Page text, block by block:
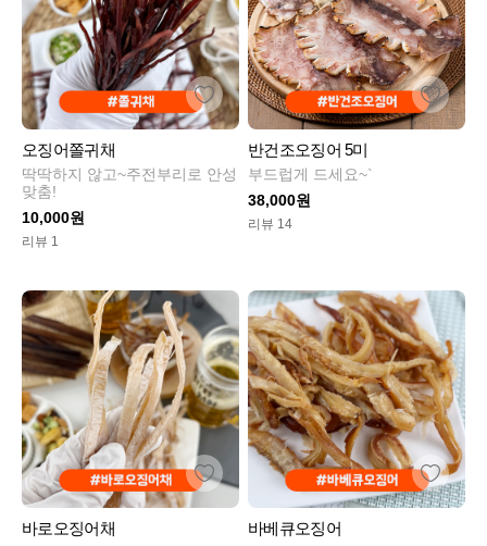
오징어쫄귀채
딱딱하지 않고~주전부리로 안성
맞춤!
10,000원
리뷰 1
반건조오징어 5미
부드럽게 드세요~`
38,000원
리뷰 14
바로오징어채 바베큐오징어